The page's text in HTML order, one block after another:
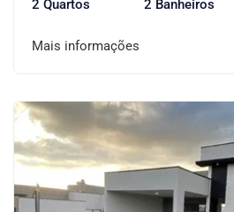
2 Quartos 2 Banheiros
Mais informações